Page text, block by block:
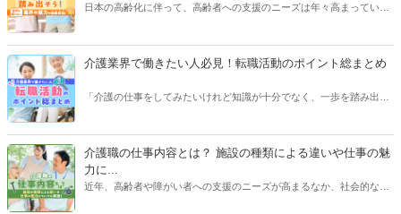
日本の高齢化に伴って、高齢者への支援のニーズは年々高まっていま
紹介します！介護職・ヘルパーに転職をしたい方、これから働くか迷
ひお役立てください！
介護業界で働きたい人必見！転職活動のポイント総まとめ
「介護の仕事をしてみたいけれど知識が十分でなく、一歩を踏み出す
なリサーチで職場とのミスマッチを防ぎ、新しい人生の一歩を踏み出
しましょう！
介護職の仕事内容とは？ 施設の種類による違いや仕事の魅
力に...
近年、高齢者や障がい者への支援のニーズが高まるなか、社会的なニ